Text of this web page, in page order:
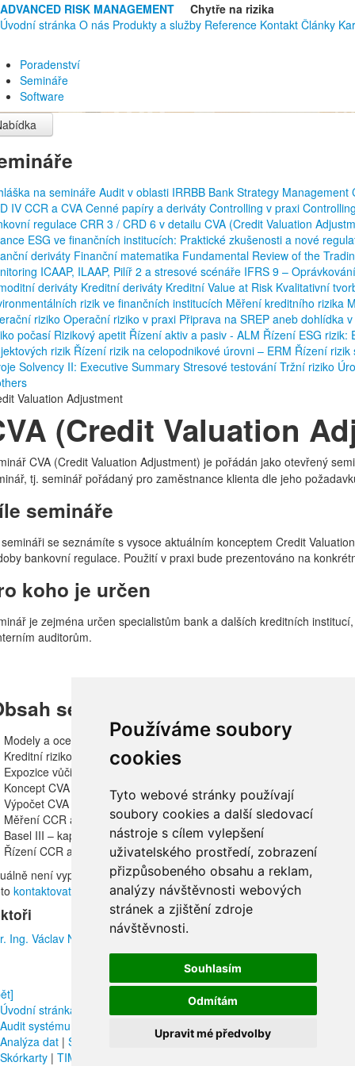
Používáme soubory
cookies
Tyto webové stránky používají
soubory cookies a další sledovací
nástroje s cílem vylepšení
uživatelského prostředí, zobrazení
přizpůsobeného obsahu a reklam,
analýzy návštěvnosti webových
stránek a zjištění zdroje
návštěvnosti.
Souhlasím
Odmítám
Upravit mé předvolby
ADVANCED RISK MANAGEMENT
Chytře na rizika
Úvodní stránka O nás Produkty a služby Reference Kontakt Články
Poradenství
Semináře
Software
na semináře Audit v oblasti IRRBB Bank Strategy Management
IV CCR a CVA Cenné papíry a deriváty Controlling v praxi
regulace CRR 3 / CRD 6 v detailu CVA (Credit Valuation
ESG ve finančních institucích: Praktické zkušenosti a nové
deriváty Finanční matematika Fundamental Review of the
ICAAP, ILAAP, Pilíř 2 a stresové scénáře IFRS 9 –
deriváty Kreditní deriváty Kreditní Value at Risk Kvalitativní
rizik ve finančních institucích Měření kreditního rizika
riziko Operační riziko v praxi Připrava na SREP aneb dohlídka
počasí Rizikový apetit Řízení aktiv a pasiv - ALM Řízení ESG rizik:
rizik Řízení rizik na celopodnikové úrovni – ERM Řízení rizik
Solvency II: Executive Summary Stresové testování Tržní riziko
Valuation Adjustment
(Credit Valuation
CVA (Credit Valuation Adjustment) je pořádán jako otevřený
tj. seminář pořádaný pro zaměstnance klienta dle jeho
semináře
se seznámíte s vysoce aktuálním konceptem Credit
bankovní regulace. Použití v praxi bude prezentováno na
koho je určen
je zejména určen specialistům bank a dalších kreditních
auditorům.
semináře
Modely a oceňování kreditního rizika
Kreditní riziko protistrany (CCR)
Expozice vůči protistraně
Koncept CVA
Výpočet CVA
Měření CCR a rizika CVA
Basel III – kapitálové požadavky
Řízení CCR a rizika CVA
není vypsán termín otevřeného semináře, ale v případě zájmu
kontaktovat
Ing. Václav Novotný
Úvodní stránka
O nás Produkty a služby|Poradenství
Vytvoření
Audit systému řízení rizik
Kreditní riziko | Operační riziko
Analýza dat | Semináře Software|CADCalc Market|
Skórkarty | TIMo